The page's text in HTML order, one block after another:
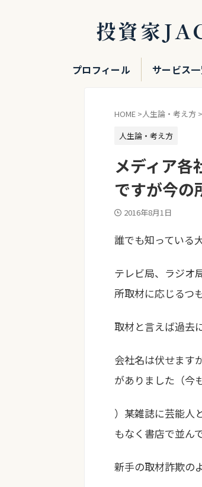
投資家
プロフィール サービス
HOME >人生論・考え方 >
人生論・考え方
メディア各
ですが今の
2016年8月1日
誰でも知っている
テレビ局、ラジオ
所取材に応じるつ
取材と言えば過去
会社名は伏せます
がありました（今
）某雑誌に芸能人
もなく書店で並ん
新手の取材詐欺の